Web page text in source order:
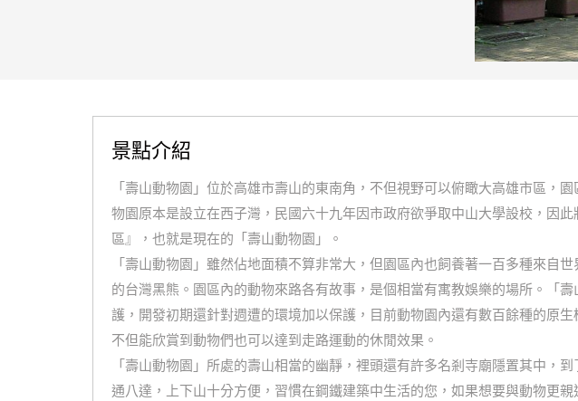
景點介紹
「壽山動物園」位於高雄市壽山的東南角，不但視野可以俯瞰大高雄市區，
物園原本是設立在西子灣，民國六十九年因市政府欲爭取中山大學設校，因
區』，也就是現在的「壽山動物園」。
「壽山動物園」雖然佔地面積不算非常大，但園區內也飼養著一百多種來自
的台灣黑熊。園區內的動物來路各有故事，是個相當有寓教娛樂的場所。「
護，開發初期還針對週遭的環境加以保護，目前動物園內還有數百餘種的原
不但能欣賞到動物們也可以達到走路運動的休閒效果。
「壽山動物園」所處的壽山相當的幽靜，裡頭還有許多名剎寺廟隱置其中，
通八達，上下山十分方便，習慣在鋼鐵建築中生活的您，如果想要與動物更